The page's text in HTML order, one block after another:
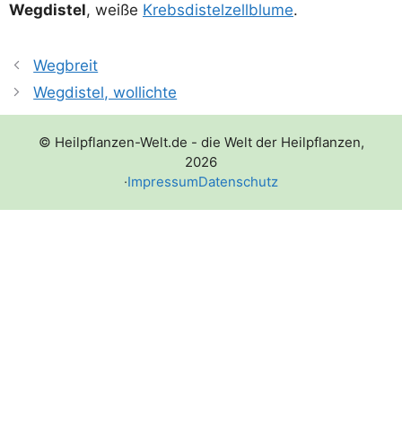
Weg­dis­tel, wei­ße Krebs­dis­tel­zell­blu­me.
Wegbreit
Wegdistel, wollichte
© Heilpflanzen-Welt.de - die Welt der Heilpflanzen,
2026
·ImpressumDatenschutz